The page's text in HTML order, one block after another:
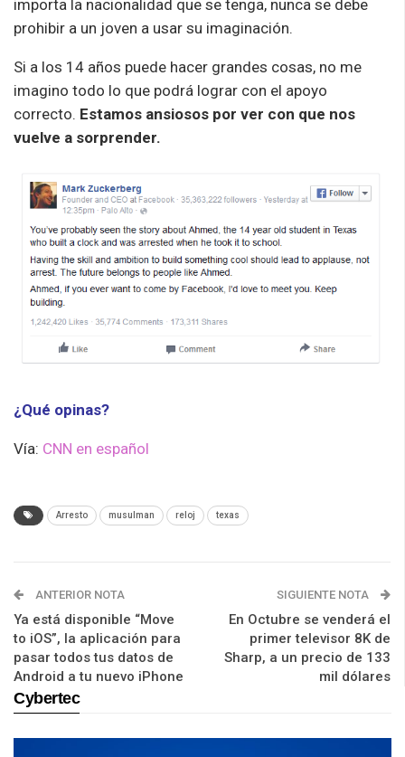
importa la nacionalidad que se tenga, nunca se debe
prohibir a un joven a usar su imaginación.
Si a los 14 años puede hacer grandes cosas, no me
imagino todo lo que podrá lograr con el apoyo
correcto. Estamos ansiosos por ver con que nos
vuelve a sorprender.
¿Qué opinas?
Vía: CNN en español
Arresto musulman reloj texas
ANTERIOR NOTA
Ya está disponible “Move
to iOS”, la aplicación para
pasar todos tus datos de
Android a tu nuevo iPhone
SIGUIENTE NOTA
En Octubre se venderá el
primer televisor 8K de
Sharp, a un precio de 133
mil dólares
Cybertec